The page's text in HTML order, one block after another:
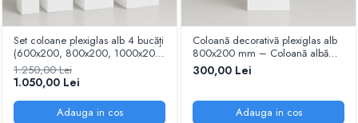
Set coloane plexiglas alb 4 bucăți
(600x200, 800x200, 1000x200,
1200x200 mm) – decor
evenimente
1.250,00 Lei
1.050,00 Lei
Adauga in cos
Coloană decorativă plexiglas alb
800x200 mm – Coloană albă
evenimente
300,00 Lei
Adauga in cos